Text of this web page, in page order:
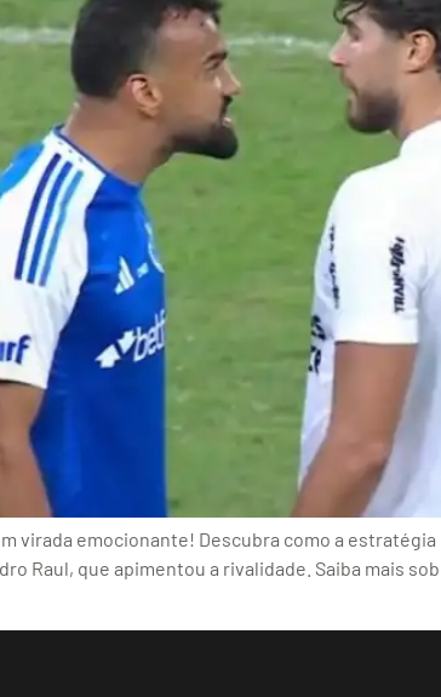
virada emocionante! Descubra como a
Raul, que apimentou a rivalidade. Saiba mais